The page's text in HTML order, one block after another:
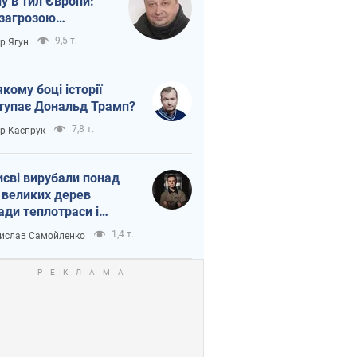
логістика
Ягун 9,5 т.
боці історії
Дональд Трамп?
Каспрук 7,8 т.
вирубали понад
дерев
теплотраси і
Генплану
Самойленко 1,4 т.